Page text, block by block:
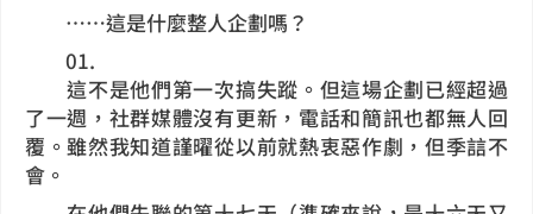
……這是什麼整人企劃嗎？
01.
這不是他們第一次搞失蹤。但這場企劃已經超過
了一週，社群媒體沒有更新，電話和簡訊也都無人回
覆。雖然我知道謹曜從以前就熱衷惡作劇，但季誩不
會。